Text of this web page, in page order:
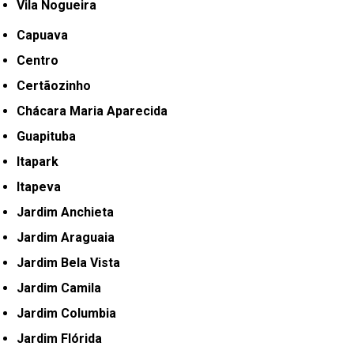
Vila Nogueira
Capuava
Centro
Certãozinho
Chácara Maria Aparecida
Guapituba
Itapark
Itapeva
Jardim Anchieta
Jardim Araguaia
Jardim Bela Vista
Jardim Camila
Jardim Columbia
Jardim Flórida